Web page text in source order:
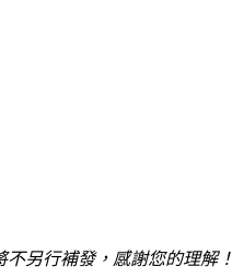
另行補發，感謝您的理解！